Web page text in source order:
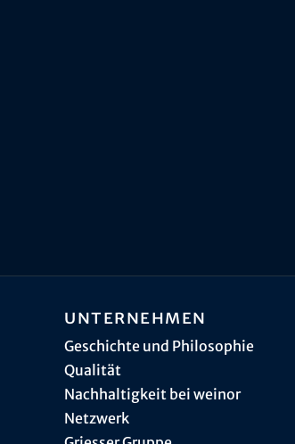
Unternehmen
Geschichte und Philosophie
Qualität
Nachhaltigkeit bei weinor
Netzwerk